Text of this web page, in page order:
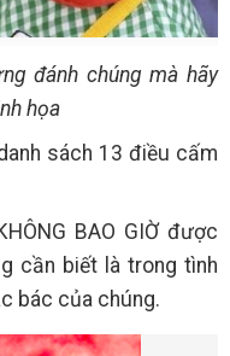
đánh chúng mà hãy
họa
sách 13 điều cấm
BAO GIỜ được
cần biết là trong tình
bác của chúng.